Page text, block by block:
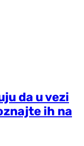
da u vezi
ih na